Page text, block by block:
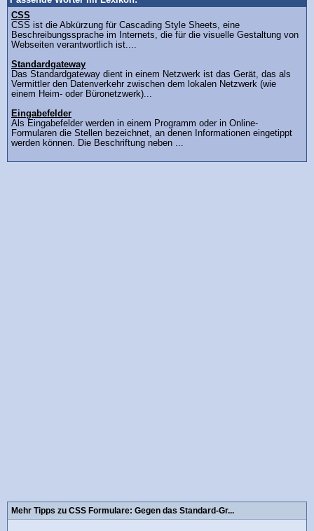
CSS
CSS ist die Abkürzung für Cascading Style Sheets, eine
Beschreibungssprache im Internets, die für die visuelle Gestaltung von
Webseiten verantwortlich ist....
Standardgateway
Das Standardgateway dient in einem Netzwerk ist das Gerät, das als
Vermittler den Datenverkehr zwischen dem lokalen Netzwerk (wie
einem Heim- oder Büronetzwerk)...
Eingabefelder
Als Eingabefelder werden in einem Programm oder in Online-
Formularen die Stellen bezeichnet, an denen Informationen eingetippt
werden können. Die Beschriftung neben ...
Mehr Tipps zu CSS Formulare: Gegen das Standard-Gr...